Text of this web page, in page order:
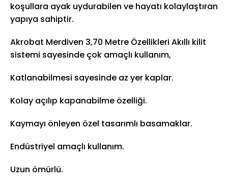
koşullara ayak uydurabilen ve hayatı kolaylaştıran
yapıya sahiptir.
Akrobat Merdiven 3,70 Metre Özellikleri Akıllı kilit
sistemi sayesinde çok amaçlı kullanım,
Katlanabilmesi sayesinde az yer kaplar.
Kolay açılıp kapanabilme özelliği.
Kaymayı önleyen özel tasarımlı basamaklar.
Endüstriyel amaçlı kullanım.
Uzun ömürlü.